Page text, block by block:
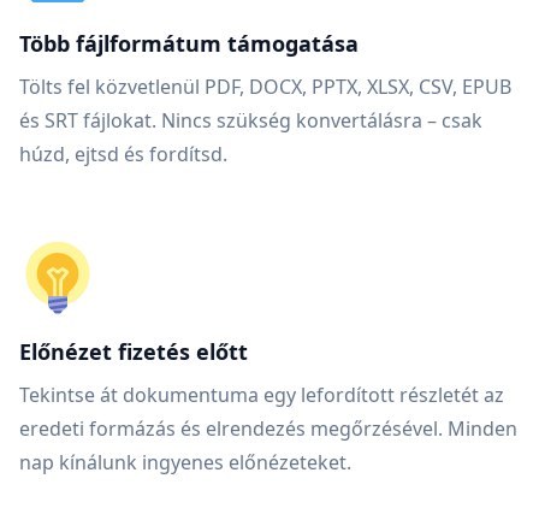
Több fájlformátum támogatása
Tölts fel közvetlenül PDF, DOCX, PPTX, XLSX, CSV, EPUB
és SRT fájlokat. Nincs szükség konvertálásra – csak
húzd, ejtsd és fordítsd.
Előnézet fizetés előtt
Tekintse át dokumentuma egy lefordított részletét az
eredeti formázás és elrendezés megőrzésével. Minden
nap kínálunk ingyenes előnézeteket.